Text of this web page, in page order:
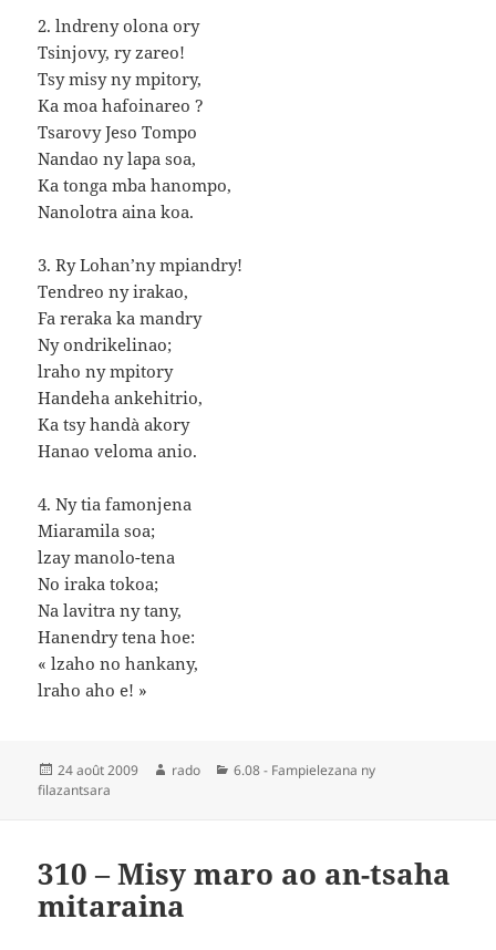
2. lndreny olona ory
Tsinjovy, ry zareo!
Tsy misy ny mpitory,
Ka moa hafoinareo ?
Tsarovy Jeso Tompo
Nandao ny lapa soa,
Ka tonga mba hanompo,
Nanolotra aina koa.
3. Ry Lohan’ny mpiandry!
Tendreo ny irakao,
Fa reraka ka mandry
Ny ondrikelinao;
lraho ny mpitory
Handeha ankehitrio,
Ka tsy handà akory
Hanao veloma anio.
4. Ny tia famonjena
Miaramila soa;
lzay manolo-tena
No iraka tokoa;
Na lavitra ny tany,
Hanendry tena hoe:
« lzaho no hankany,
lraho aho e! »
Publié
le
24 août 2009 Auteur
rado Catégories
6.08 - Fampielezana ny
filazantsara
310 – Misy maro ao an-tsaha
mitaraina